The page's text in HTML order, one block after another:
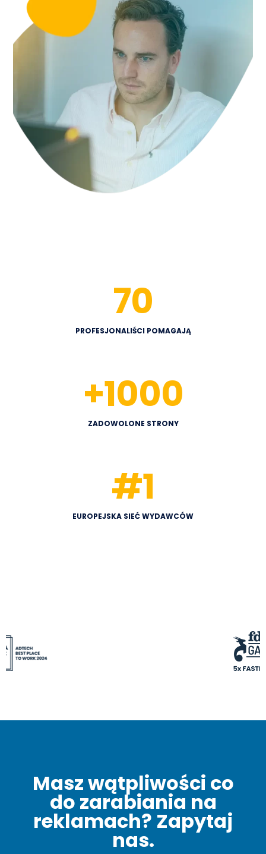
PROFESJONALIŚCI POMAGAJĄ
70
ZADOWOLONE STRONY
+1000
EUROPEJSKA SIEĆ WYDAWCÓW
#1
Masz wątpliwości co
do zarabiania na
reklamach? Zapytaj
nas.